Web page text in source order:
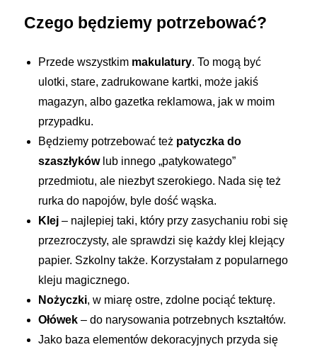
Czego będziemy potrzebować?
Przede wszystkim makulatury. To mogą być
ulotki, stare, zadrukowane kartki, może jakiś
magazyn, albo gazetka reklamowa, jak w moim
przypadku.
Będziemy potrzebować też patyczka do
szaszłykówlub innego „patykowatego”
przedmiotu, ale niezbyt szerokiego. Nada się też
rurka do napojów, byle dość wąska.
Klej – najlepiej taki, który przy zasychaniu robi się
przezroczysty, ale sprawdzi się każdy klej klejący
papier. Szkolny także. Korzystałam z popularnego
kleju magicznego.
Nożyczki, w miarę ostre, zdolne pociąć tekturę.
Ołówek – do narysowania potrzebnych kształtów.
Jako baza elementów dekoracyjnych przyda się